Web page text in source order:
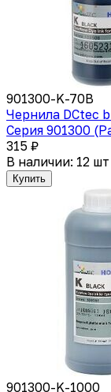
901300-K-70B
Чернила DCtec
Серия 901300
315 ₽
В наличии: 12 шт
Купить
901300-K-1000